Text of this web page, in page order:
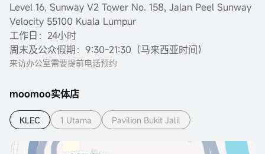
Level 16, Sunway V2 Tower No. 158, Jalan Peel Sunway
Velocity 55100 Kuala Lumpur
工作日：24小时
周末及公众假期：9:30-21:30（马来西亚时间）
来访办公室需要提前电话预约
moomoo实体店
KLEC 1 Utama Pavilion Bukit Jalil